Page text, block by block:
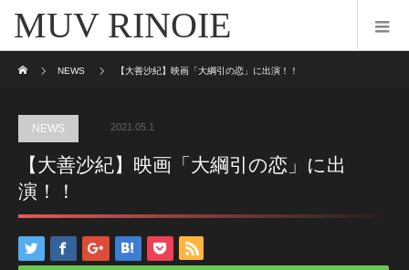
MUV RINOIE
NEWS
【大善沙紀】映画「大綱引の恋」に出演！！
NEWS 2021.05.1
【大善沙紀】映画「大綱引の恋」に出
演！！